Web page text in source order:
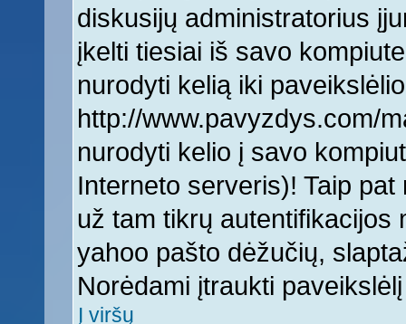
diskusijų administratorius
įkelti tiesiai iš savo
nurodyti kelią iki
http://www.pavyzdys.com/
nurodyti kelio į savo
Interneto serveris)! Taip
už tam tikrų autentifikacijos
yahoo pašto dėžučių,
Norėdami įtraukti
Į viršų